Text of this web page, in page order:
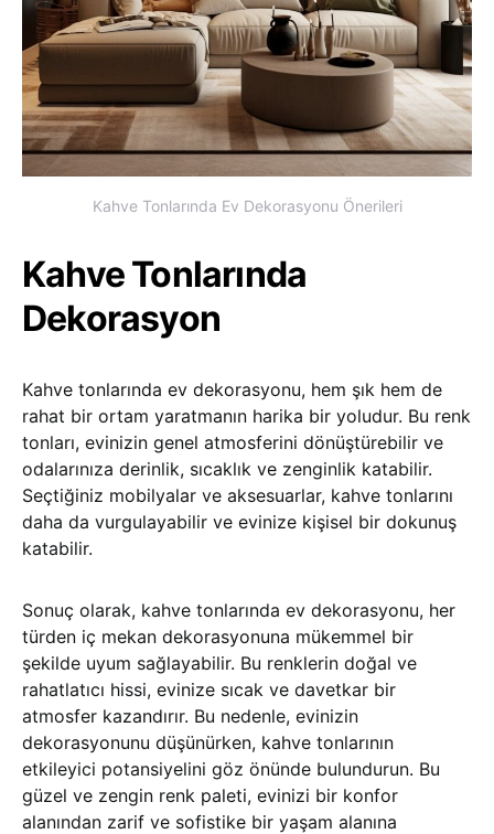
Kahve Tonlarında Ev Dekorasyonu Önerileri
Kahve Tonlarında
Dekorasyon
Kahve tonlarında ev dekorasyonu, hem şık hem de
rahat bir ortam yaratmanın harika bir yoludur. Bu renk
tonları, evinizin genel atmosferini dönüştürebilir ve
odalarınıza derinlik, sıcaklık ve zenginlik katabilir.
Seçtiğiniz mobilyalar ve aksesuarlar, kahve tonlarını
daha da vurgulayabilir ve evinize kişisel bir dokunuş
katabilir.
Sonuç olarak, kahve tonlarında ev dekorasyonu, her
türden iç mekan dekorasyonuna mükemmel bir
şekilde uyum sağlayabilir. Bu renklerin doğal ve
rahatlatıcı hissi, evinize sıcak ve davetkar bir
atmosfer kazandırır. Bu nedenle, evinizin
dekorasyonunu düşünürken, kahve tonlarının
etkileyici potansiyelini göz önünde bulundurun. Bu
güzel ve zengin renk paleti, evinizi bir konfor
alanından zarif ve sofistike bir yaşam alanına